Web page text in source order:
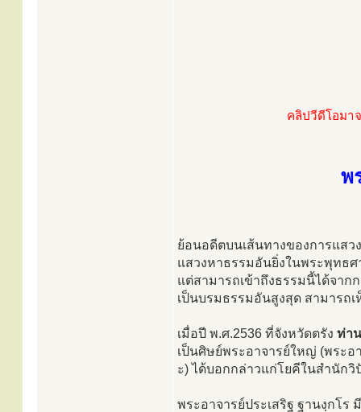
คลิปวีดีโอมา
พ
ย้อนอดีตบนเส้นทางของการแสว
แสวงหาธรรมอันยิ่งในพระพุทธ
แต่สามารถเข้าถึงธรรมนี้ได้จาก
เป็นบรมธรรมอันสูงสุด สามารถ
เมื่อปี พ.ศ.2536 ที่จังหวัดตรัง ท่า
เป็นศิษย์พระอาจารย์ใหญ่ (พระ
ะ) ได้บอกกล่าวแก่โยคีในสำนัก
พระอาจารย์ประเสริฐ ฐานงฺกโร